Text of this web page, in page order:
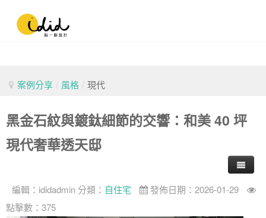
案例分享 / 風格 / 現代
黑金石紋與鍍鈦細節的交響：和美 40 坪
現代奢華透天邸
編輯： ididadmin 分類： 自住宅
發佈日期：2026-01-29
點擊數：375